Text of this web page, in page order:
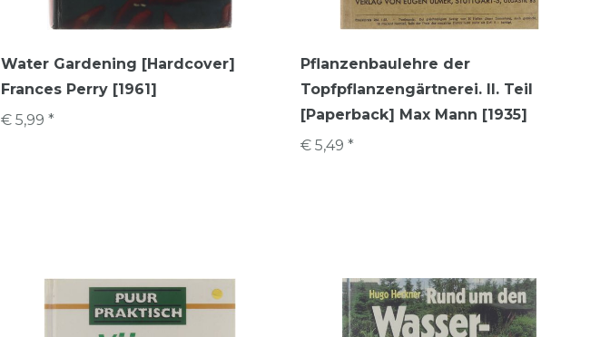
Water Gardening [Hardcover]
Frances Perry [1961]
€ 5,99 *
Pflanzenbaulehre der
Topfpflanzengärtnerei. II. Teil
[Paperback] Max Mann [1935]
€ 5,49 *